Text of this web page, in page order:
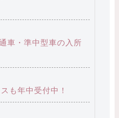
車・準中型車の入所
も年中受付中！